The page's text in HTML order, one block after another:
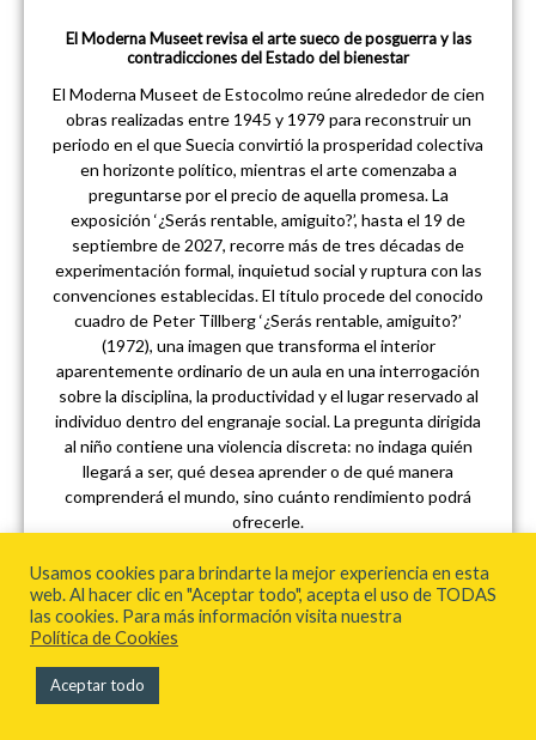
El Moderna Museet revisa el arte sueco de posguerra y las
contradicciones del Estado del bienestar
El Moderna Museet de Estocolmo reúne alrededor de cien
obras realizadas entre 1945 y 1979 para reconstruir un
periodo en el que Suecia convirtió la prosperidad colectiva
en horizonte político, mientras el arte comenzaba a
preguntarse por el precio de aquella promesa. La
exposición ‘¿Serás rentable, amiguito?’, hasta el 19 de
septiembre de 2027, recorre más de tres décadas de
experimentación formal, inquietud social y ruptura con las
convenciones establecidas. El título procede del conocido
cuadro de Peter Tillberg ‘¿Serás rentable, amiguito?’
(1972), una imagen que transforma el interior
aparentemente ordinario de un aula en una interrogación
sobre la disciplina, la productividad y el lugar reservado al
individuo dentro del engranaje social. La pregunta dirigida
al niño contiene una violencia discreta: no indaga quién
llegará a ser, qué desea aprender o de qué manera
comprenderá el mundo, sino cuánto rendimiento podrá
ofrecerle.
Usamos cookies para brindarte la mejor experiencia en esta
web. Al hacer clic en "Aceptar todo", acepta el uso de TODAS
las cookies. Para más información visita nuestra
Política de Cookies
Aceptar todo